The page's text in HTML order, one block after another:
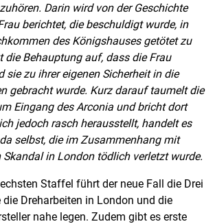
Darin wird von der Geschichte
berichtet, die beschuldigt wurde, in
des Königshauses getötet zu
die Behauptung auf, dass die Frau
sie zu ihrer eigenen Sicherheit in die
gebracht wurde. Kurz darauf taumelt die
Eingang des Arconia und bricht dort
jedoch rasch herausstellt, handelt es
selbst, die im Zusammenhang mit
in London tödlich verletzt wurde.
Staffel führt der neue Fall die Drei
die Dreharbeiten in London und die
nahe legen. Zudem gibt es erste